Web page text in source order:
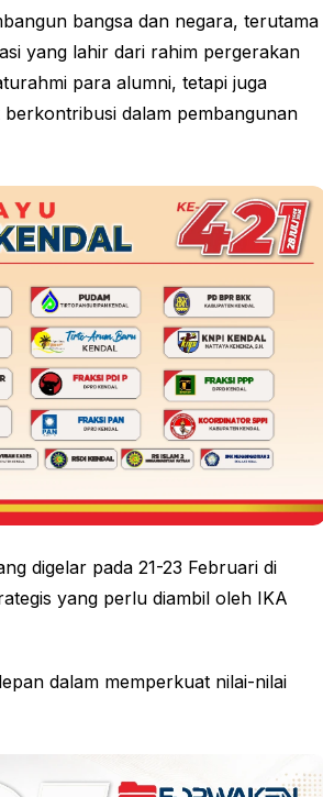
bangsa dan negara, terutama
yang lahir dari rahim pergerakan
para alumni, tetapi juga
dalam pembangunan
digelar pada 21-23 Februari di
yang perlu diambil oleh IKA
dalam memperkuat nilai-nilai